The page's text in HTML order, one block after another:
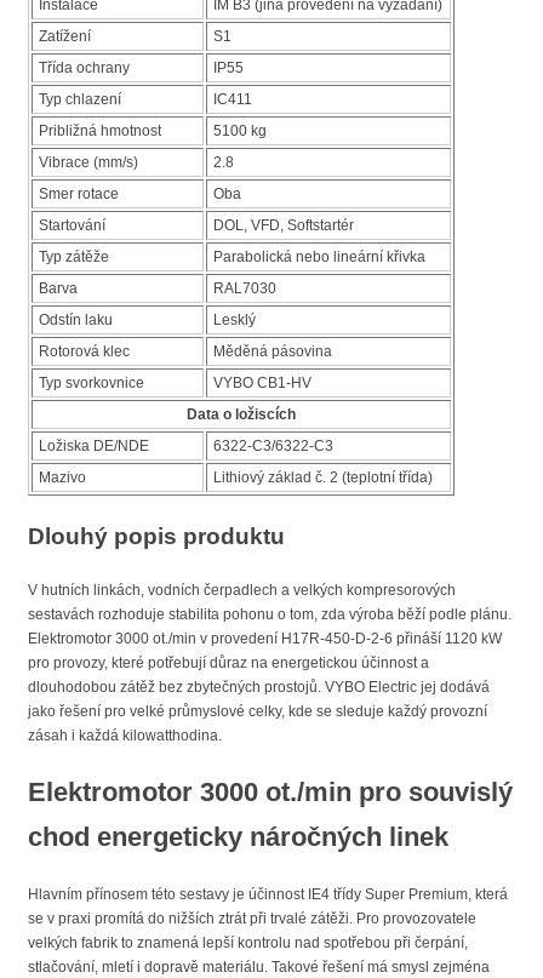
Instalace
IM B3 (jiná provedení na vyžádání)
Zatížení
S1
Třída ochrany
IP55
Typ chlazení
IC411
Približná hmotnost
5100 kg
Vibrace (mm/s)
2.8
Smer rotace
Oba
Startování
DOL, VFD, Softstartér
Typ zátěže
Parabolická nebo lineární křivka
Barva
RAL7030
Odstín laku
Lesklý
Rotorová klec
Měděná pásovina
Typ svorkovnice
VYBO CB1-HV
Data o ložiscích
Ložiska DE/NDE
6322-C3/6322-C3
Mazivo
Lithiový základ č. 2 (teplotní třída)
Dlouhý popis produktu
V hutních linkách, vodních čerpadlech a velkých kompresorových
sestavách rozhoduje stabilita pohonu o tom, zda výroba běží podle plánu.
Elektromotor 3000 ot./min v provedení H17R-450-D-2-6 přináší 1120 kW
pro provozy, které potřebují důraz na energetickou účinnost a
dlouhodobou zátěž bez zbytečných prostojů. VYBO Electric jej dodává
jako řešení pro velké průmyslové celky, kde se sleduje každý provozní
zásah i každá kilowatthodina.
Elektromotor 3000 ot./min pro souvislý
chod energeticky náročných linek
Hlavním přínosem této sestavy je účinnost IE4 třídy Super Premium, která
se v praxi promítá do nižších ztrát při trvalé zátěži. Pro provozovatele
velkých fabrik to znamená lepší kontrolu nad spotřebou při čerpání,
stlačování, mletí i dopravě materiálu. Takové řešení má smysl zejména